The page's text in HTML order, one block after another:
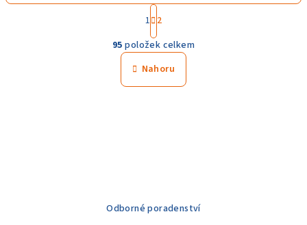
O
v
l
á
k
S
t
r
á
n
k
o
1 2
95 položek celkem
Nahoru
Odborné poradenství